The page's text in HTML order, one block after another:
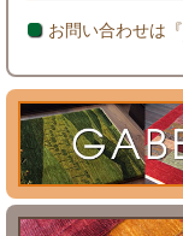
お問い合わせは『